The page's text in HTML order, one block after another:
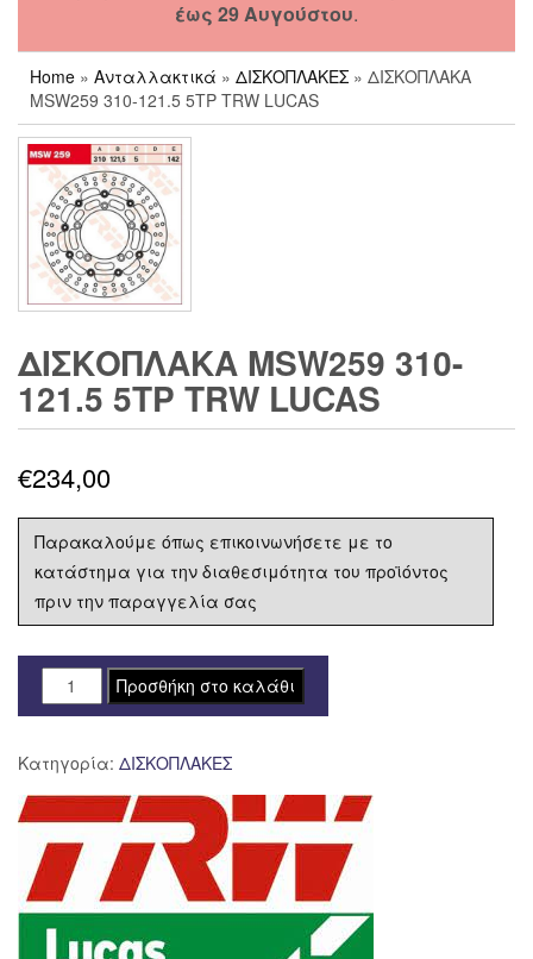
έως 29 Αυγούστου.
Home » Ανταλλακτικά » ΔΙΣΚΟΠΛΑΚΕΣ » ΔΙΣΚΟΠΛΑΚΑ
MSW259 310-121.5 5ΤΡ TRW LUCAS
ΔΙΣΚΟΠΛΑΚΑ MSW259 310-
121.5 5ΤΡ TRW LUCAS
€234,00
Παρακαλούμε όπως επικοινωνήσετε με το
κατάστημα για την διαθεσιμότητα του προϊόντος
πριν την παραγγελία σας
ΔΙΣΚΟΠΛΑΚΑ
MSW259
121.5
5ΤΡ
TRW
LUCAS
ποσότητα
Προσθήκη στο καλάθι
Κατηγορία: ΔΙΣΚΟΠΛΑΚΕΣ